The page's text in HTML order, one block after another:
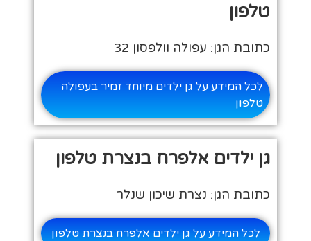
טלפון
כתובת הגן: עפולה וולפסון 32
לכל המידע על גן ילדים מיוחד זמיר בעפולה
טלפון
גן ילדים אלפרח בנצרת טלפון
כתובת הגן: נצרת שיכון שנלר
לכל המידע על גן ילדים אלפרח בנצרת טלפון